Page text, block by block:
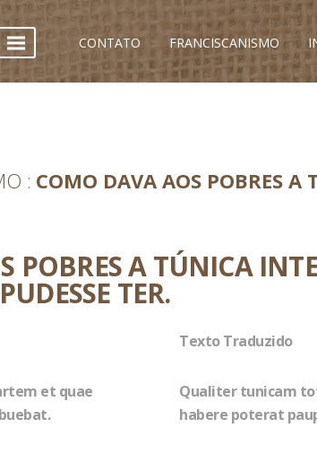
CONTATO FRANCISCANISMO
COMO DAVA AOS POBRES A
POBRES A TÚNICA
TER.
et quae
Texto Traduzido
Qualiter tunicam
habere poterat